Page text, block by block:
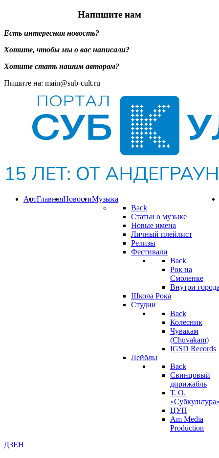
Напишите нам
Есть интересная новость?
Хотите, чтобы мы о вас написали?
Хотите стать нашим автором?
Пишите на: main@sub-cult.ru
Музыка
Back
Статьи о музыке
Новые имена
Личный плейлист
Релизы
Фестивали
Back
Рок на
Смоленке
Внутри
Школа Рока
Студии
Back
Колесник
Чувакам
(Chuvakam)
IGSD Records
Лейблы
Back
Свинцовый
дирижабль
Т. О.
ЦУП
Am Media
Production
Новости
Главная
Арт
ДЗЕН